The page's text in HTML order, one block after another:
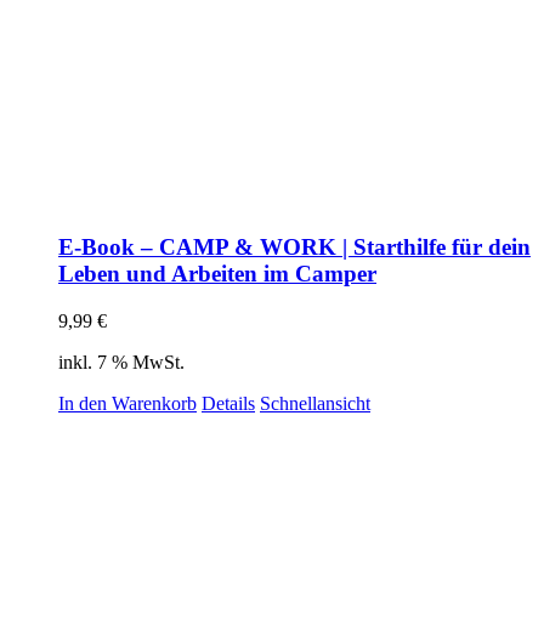
E-Book – CAMP & WORK | Starthilfe für dein
Leben und Arbeiten im Camper
9,99 €
inkl. 7 % MwSt.
In den Warenkorb Details Schnellansicht